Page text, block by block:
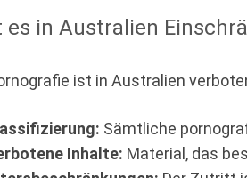
es in Australien
ist in Australien
Sämtliche
Inhalte: Material, das